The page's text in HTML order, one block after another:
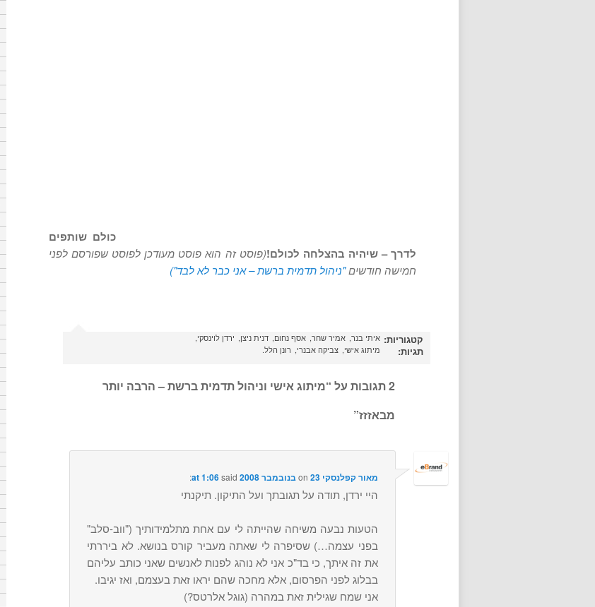
כולם שותפים
לדרך – שיהיה בהצלחה לכולם!(פוסט זה הוא פוסט מעודכן לפוסט שפורסם לפני
חמישה חודשים"ניהול תדמית ברשת – אני כבר לא לבד")
קטגוריות: איתי בנר אמיר שחר אסף נחום דנית ניצן
ירדן לוינסקי
מיתוג אישי צביקה אבנרי רונן הלל תגיות:
2 תגובות על “
מיתוג אישי וניהול תדמית ברשת – הרבה יותר
מבאזזז”
מאור קפלנסקי on23 בנובמבר 2008 at 1:06 said:
היי ירדן, תודה על תגובתך ועל התיקון. תיקנתי
הטעות נבעה משיחה שהייתה לי עם אחת מתלמידותיך ("ווב-סלב"
בפני עצמה…) שסיפרה לי שאתה מעביר קורס בנושא. לא ביררתי
את זה איתך, כי בד"כ אני לא נוהג לפנות לאנשים שאני כותב עליהם
בבלוג לפני הפרסום, אלא מחכה שהם יראו זאת בעצמם, ואז יגיבו.
אני שמח שגילית זאת במהרה (גוגל אלרטס?)